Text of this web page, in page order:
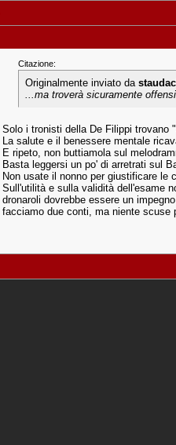
Citazione:
Originalmente inviato da
...ma troverà sicuramente
Solo i tronisti della De Filippi trovano
La salute e il benessere mentale
E ripeto, non buttiamola sul
Basta leggersi un po' di arretrati sul
Non usate il nonno per giustificare le
Sull'utilità e sulla validità dell'esame
dronaroli dovrebbe essere un
facciamo due conti, ma niente scuse